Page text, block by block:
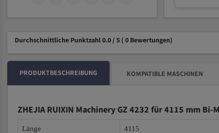
Durchschnittliche Punktzahl 0.0 / 5 ( 0 Bewertungen)
PRODUKTBESCHREIBUNG KOMPATIBLE MASCHINEN
ZHEJIA RUIXIN Machinery GZ 4232 für 4115 mm
Länge 4115